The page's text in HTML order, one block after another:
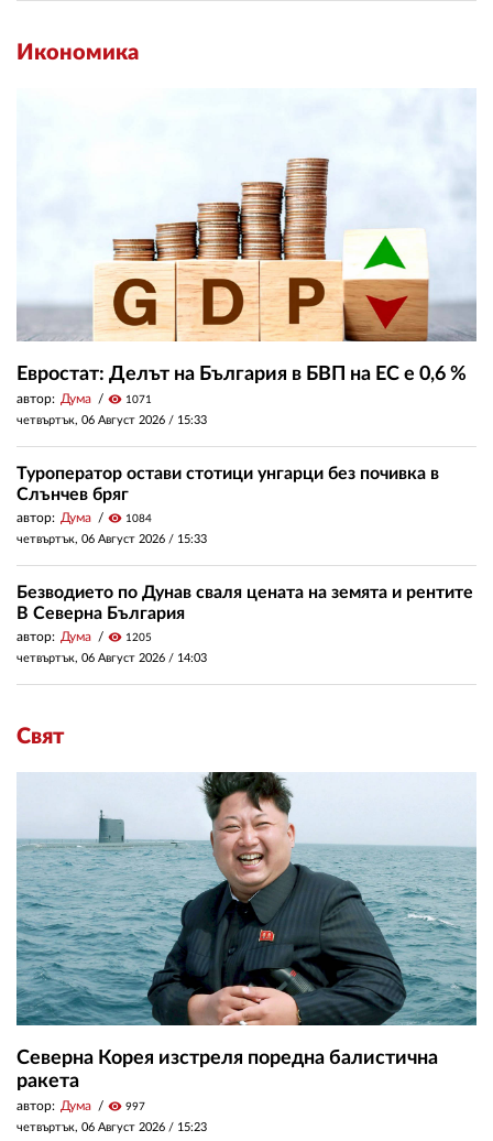
Икономика
Евростат: Делът на България в БВП на ЕС е 0,6 %
автор: Дума visibility 1071
четвъртък, 06 Август 2026 / 15:33
Туроператор остави стотици унгарци без почивка в
Слънчев бряг
автор: Дума visibility 1084
четвъртък, 06 Август 2026 / 15:33
Безводието по Дунав сваля цената на земята и рентите
В Северна България
автор: Дума visibility 1205
четвъртък, 06 Август 2026 / 14:03
Свят
Северна Корея изстреля поредна балистична
ракета
автор: Дума visibility 997
четвъртък, 06 Август 2026 / 15:23